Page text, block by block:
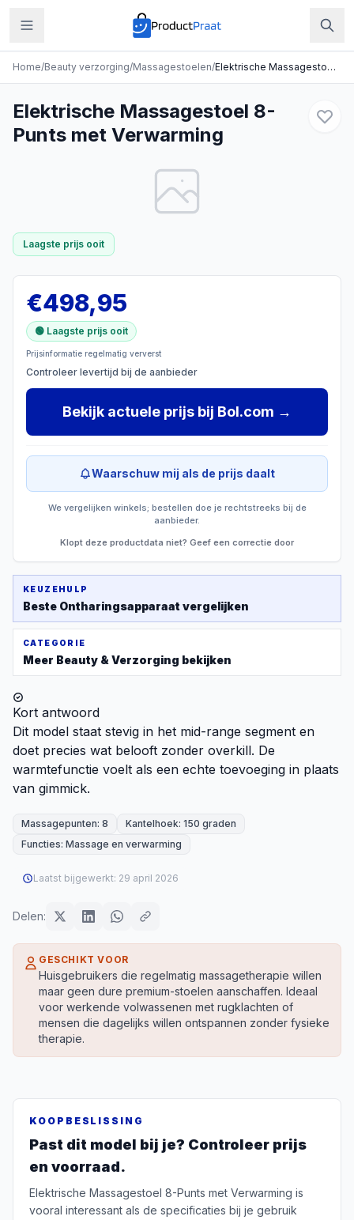
Home/Beauty verzorging/Massagestoelen/ Elektrische Massagestoel 8-Punts met Verwarming
Elektrische Massagestoel 8-
Punts met Verwarming
Laagste prijs ooit
€498,95
🟢 Laagste prijs ooit
Prijsinformatie regelmatig ververst
Controleer levertijd bij de aanbieder
Bekijk actuele prijs bij Bol.com →
Waarschuw mij als de prijs daalt
We vergelijken winkels; bestellen doe je rechtstreeks bij de
aanbieder.
Klopt deze productdata niet? Geef een correctie door
KEUZEHULP
Beste Ontharingsapparaat vergelijken
CATEGORIE
Meer Beauty & Verzorging bekijken
Kort antwoord
Dit model staat stevig in het mid-range segment en
doet precies wat belooft zonder overkill. De
warmtefunctie voelt als een echte toevoeging in plaats
van gimmick.
Massagepunten: 8
Kantelhoek: 150 graden
Functies: Massage en verwarming
Laatst bijgewerkt: 29 april 2026
Delen:
GESCHIKT VOOR
Huisgebruikers die regelmatig massagetherapie willen
maar geen dure premium-stoelen aanschaffen. Ideaal
voor werkende volwassenen met rugklachten of
mensen die dagelijks willen ontspannen zonder fysieke
therapie.
KOOPBESLISSING
Past dit model bij je? Controleer prijs
en voorraad.
Elektrische Massagestoel 8-Punts met Verwarming is
vooral interessant als de specificaties bij je gebruik